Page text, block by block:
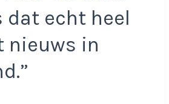
dat echt heel
nieuws in